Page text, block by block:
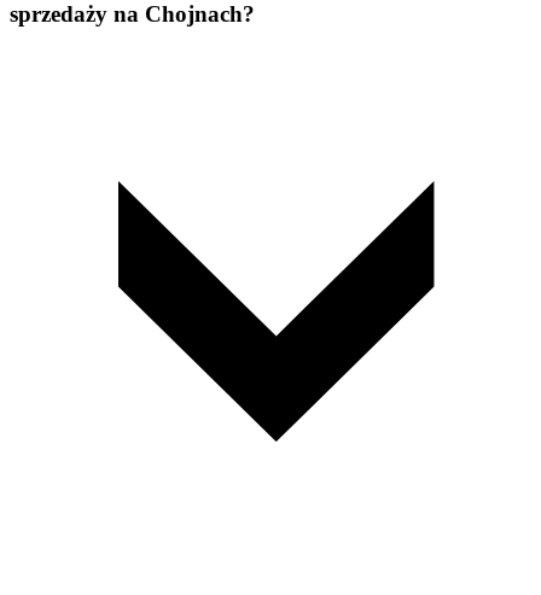
sprzedaży na Chojnach?